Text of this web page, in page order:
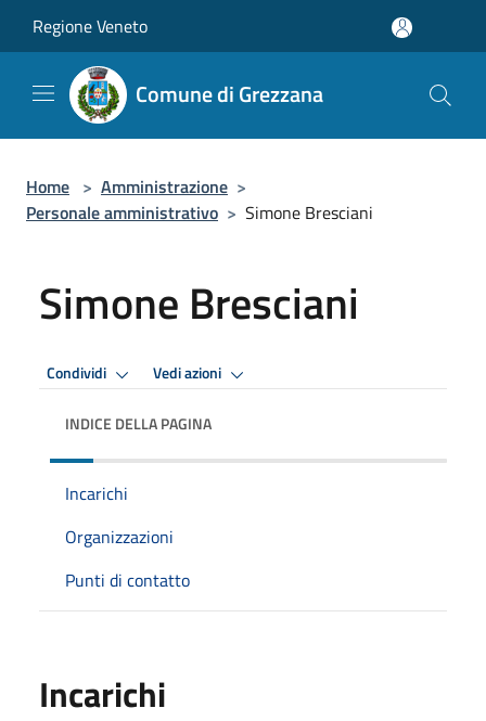
Regione Veneto
Comune di Grezzana
Home > Amministrazione >
Personale amministrativo > Simone Bresciani
Simone Bresciani
Condividi Vedi azioni
INDICE DELLA PAGINA
Incarichi
Organizzazioni
Punti di contatto
Incarichi